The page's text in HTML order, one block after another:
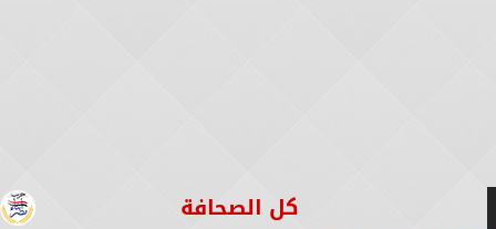
كل الصحافة